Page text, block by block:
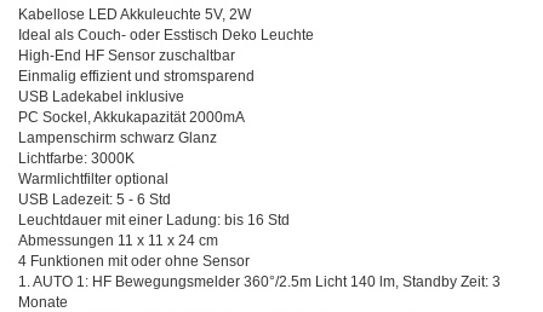
Kabellose LED Akkuleuchte 5V, 2W
Ideal als Couch- oder Esstisch Deko Leuchte
High-End HF Sensor zuschaltbar
Einmalig effizient und stromsparend
USB Ladekabel inklusive
PC Sockel, Akkukapazität 2000mA
Lampenschirm schwarz Glanz
Lichtfarbe: 3000K
Warmlichtfilter optional
USB Ladezeit: 5 - 6 Std
Leuchtdauer mit einer Ladung: bis 16 Std
Abmessungen 11 x 11 x 24 cm
4 Funktionen mit oder ohne Sensor
1. AUTO 1: HF Bewegungsmelder 360°/2.5m Licht 140 lm, Standby Zeit: 3
Monate